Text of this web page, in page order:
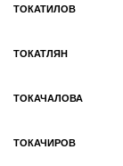
ТОКАТИЛОВ
ТОКАТЛЯН
ТОКАЧАЛОВА
ТОКАЧИРОВ